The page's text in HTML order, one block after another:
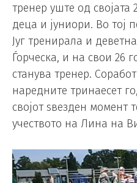
тренер уште од својата
деца и јуниори. Во тој
Југ тренирала и
Ѓорческа, и на свои 26
станува тренер.
наредните тринаесет
својот ѕвезден момент
учеството на Лина на